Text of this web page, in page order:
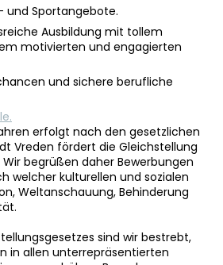
und Sportangebote.
Ausbildung mit tollem
motivierten und engagierten
und sichere berufliche
erfolgt nach den gesetzlichen
Vreden fördert die Gleichstellung
begrüßen daher Bewerbungen
welcher kulturellen und sozialen
Weltanschauung, Behinderung
sind wir bestrebt,
in allen unterrepräsentierten